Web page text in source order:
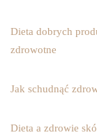
Dieta dobrych
zdrowotne
Jak schudnąć
Dieta a zdrowie